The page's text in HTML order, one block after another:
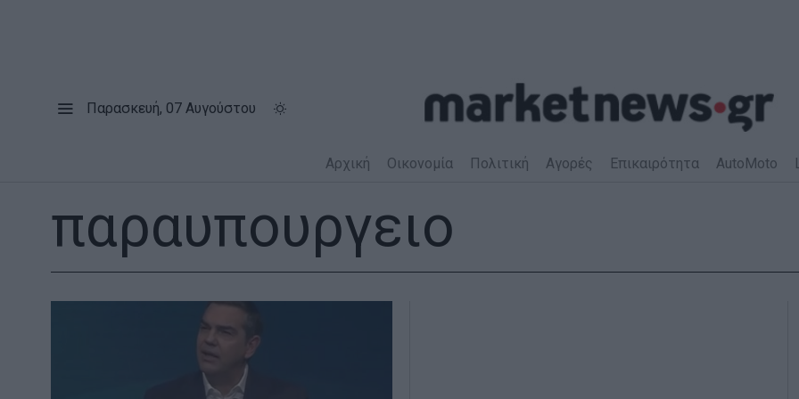
Παρασκευή, 07 Αυγούστου
Αρχική Οικονομία Πολιτική Αγορές Επικαιρότητα AutoMoto
παραυπουργειο